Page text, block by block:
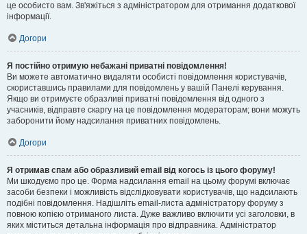
це особисто вам. Зв'яжіться з адміністратором для отримання додаткової
інформації.
Догори
Я постійно отримую небажані приватні повідомлення!
Ви можете автоматично видаляти особисті повідомлення користувачів,
скориставшись правилами для повідомлень у вашій Панелі керування.
Якщо ви отримуєте образливі приватні повідомлення від одного з
учасників, відправте скаргу на це повідомлення модераторам; вони можуть
заборонити йому надсилання приватних повідомлень.
Догори
Я отримав спам або образливий email від когось із цього форуму!
Ми шкодуємо про це. Форма надсилання email на цьому форумі включає
засоби безпеки і можливість відслідковувати користувачів, що надсилають
подібні повідомлення. Надішліть email-листа адміністратору форуму з
повною копією отриманого листа. Дуже важливо включити усі заголовки, в
яких міститься детальна інформація про відправника. Адміністратор